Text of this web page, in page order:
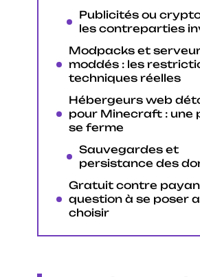
Publicités ou
les contreparties
Modpacks et
moddés : les
techniques réelles
Hébergeurs web
pour Minecraft : une
se ferme
Sauvegardes et
persistance des
Gratuit contre
question à se poser
choisir